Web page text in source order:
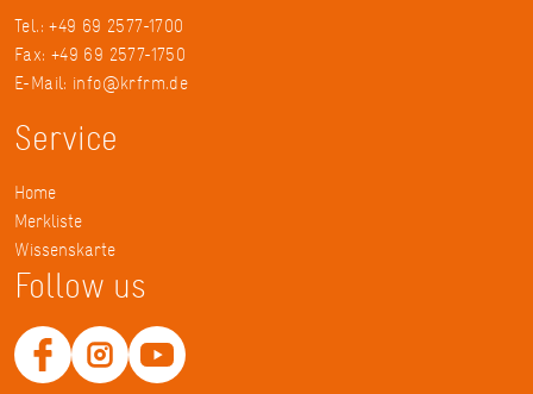
Tel.: +49 69 2577-1700
Fax: +49 69 2577-1750
E-Mail: info@krfrm.de
Service
Home
Merkliste
Wissenskarte
Follow us